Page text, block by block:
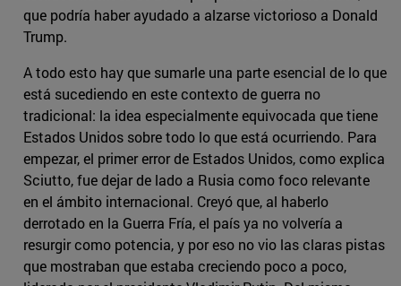
que podría haber ayudado a alzarse victorioso a Donald
Trump.
A todo esto hay que sumarle una parte esencial de lo que
está sucediendo en este contexto de guerra no
tradicional: la idea especialmente equivocada que tiene
Estados Unidos sobre todo lo que está ocurriendo. Para
empezar, el primer error de Estados Unidos, como explica
Sciutto, fue dejar de lado a Rusia como foco relevante
en el ámbito internacional. Creyó que, al haberlo
derrotado en la Guerra Fría, el país ya no volvería a
resurgir como potencia, y por eso no vio las claras pistas
que mostraban que estaba creciendo poco a poco,